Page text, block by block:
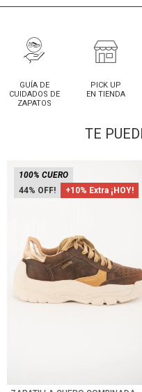
GUÍA DE
CUIDADOS DE
ZAPATOS
PICK UP
EN TIENDA
TE
44 +10% Extra ¡HOY!
100% CUERO